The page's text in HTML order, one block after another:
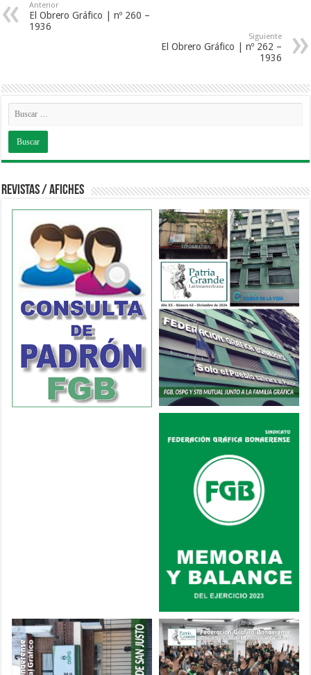
Anterior
El Obrero Gráfico | nº 260 –
1936
Siguiente
El Obrero Gráfico | nº 262 –
1936
Revistas / Afiches